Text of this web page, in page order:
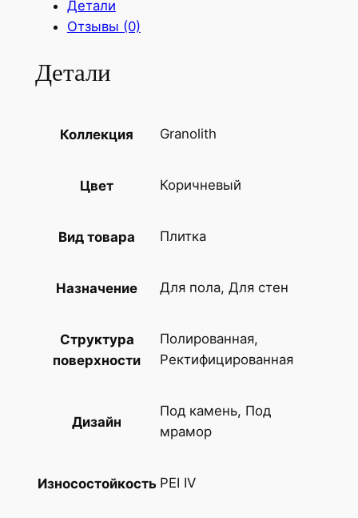
с
н
Детали
Отзывы (0)
Детали
Коллекция Granolith
Цвет Коричневый
Вид товара Плитка
Назначение Для пола, Для стен
Структура
поверхности
Полированная,
Ректифицированная
Дизайн
Под камень, Под
мрамор
Износостойкость PEI IV